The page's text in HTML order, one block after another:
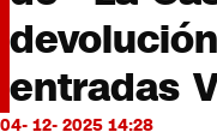
Futuro 360
Opinión
entradas
04- 12- 2025 14:28